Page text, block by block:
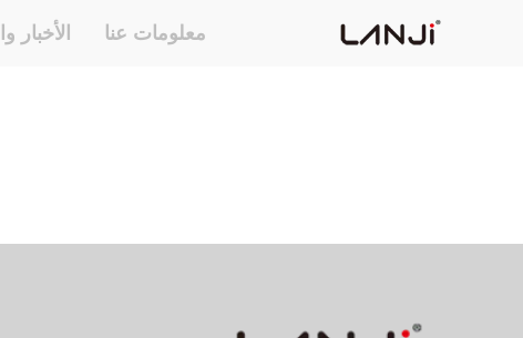
الأخبار معلومات عنا